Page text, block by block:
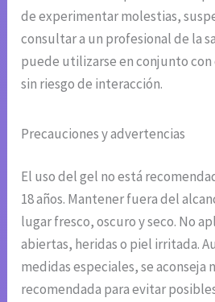
de experimentar molestias,
consultar a un profesional de la
puede utilizarse en conjunto
sin riesgo de interacción.
Precauciones y advertencias
El uso del gel no está
18 años. Mantener fuera del
lugar fresco, oscuro y seco. No
abiertas, heridas o piel irritada.
medidas especiales, se aconseja
recomendada para evitar